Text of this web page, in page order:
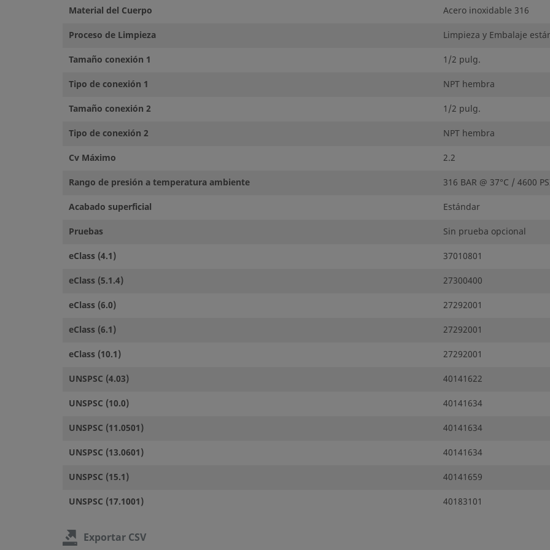
Material del Cuerpo
Acero inoxidable 316
Proceso de Limpieza
Limpieza y Embalaje
Tamaño conexión 1
1/2 pulg.
Tipo de conexión 1
NPT hembra
Tamaño conexión 2
1/2 pulg.
Tipo de conexión 2
NPT hembra
Cv Máximo
2.2
Rango de presión a temperatura ambiente
316 BAR @ 37°C / 4600
Acabado superficial
Estándar
Pruebas
Sin prueba opcional
eClass (4.1)
37010801
eClass (5.1.4)
27300400
eClass (6.0)
27292001
eClass (6.1)
27292001
eClass (10.1)
27292001
UNSPSC (4.03)
40141622
UNSPSC (10.0)
40141634
UNSPSC (11.0501)
40141634
UNSPSC (13.0601)
40141634
UNSPSC (15.1)
40141659
UNSPSC (17.1001)
40183101
Exportar CSV